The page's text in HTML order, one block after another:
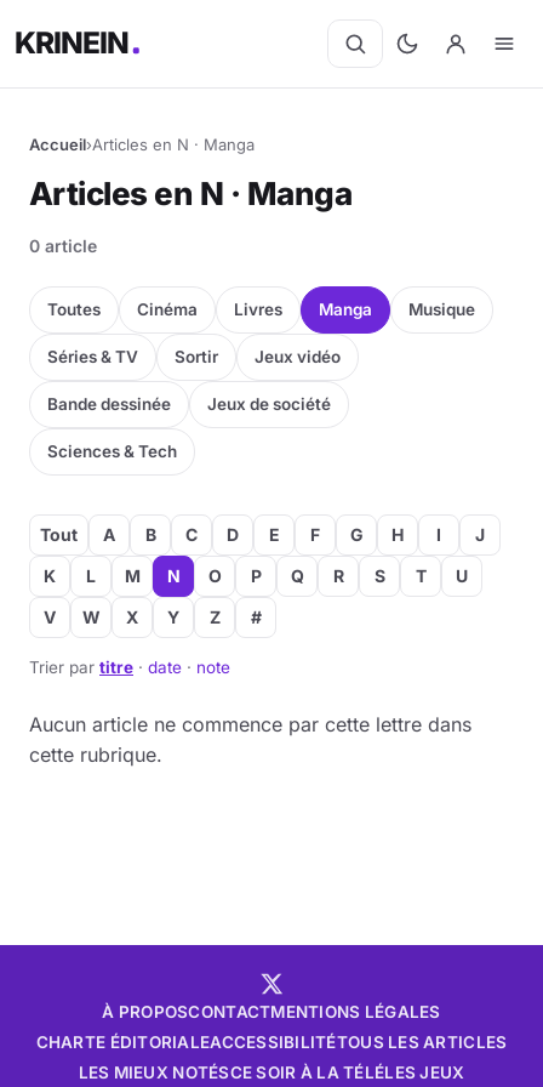
KRINEIN
Accueil›Articles en N · Manga
Articles en N · Manga
0 article
Toutes Cinéma Livres Manga Musique
Séries & TV Sortir Jeux vidéo
Bande dessinée Jeux de société
Sciences & Tech
Tout A B C D E F G H I
J
K
L M N O P Q R S T
U
V
W X Y Z #
Trier par titre · date · note
Aucun article ne commence par cette lettre dans
cette rubrique.
À PROPOSCONTACTMENTIONS LÉGALES
CHARTE ÉDITORIALEACCESSIBILITÉTOUS LES ARTICLES
LES MIEUX NOTÉSCE SOIR À LA TÉLÉLES JEUX